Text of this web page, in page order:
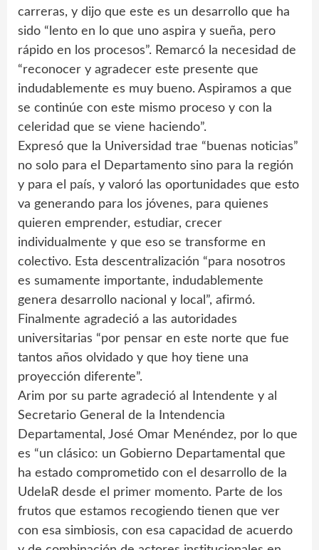
carreras, y dijo que este es un desarrollo que ha
sido “lento en lo que uno aspira y sueña, pero
rápido en los procesos”. Remarcó la necesidad de
“reconocer y agradecer este presente que
indudablemente es muy bueno. Aspiramos a que
se continúe con este mismo proceso y con la
celeridad que se viene haciendo”.
Expresó que la Universidad trae “buenas noticias”
no solo para el Departamento sino para la región
y para el país, y valoró las oportunidades que esto
va generando para los jóvenes, para quienes
quieren emprender, estudiar, crecer
individualmente y que eso se transforme en
colectivo. Esta descentralización “para nosotros
es sumamente importante, indudablemente
genera desarrollo nacional y local”, afirmó.
Finalmente agradeció a las autoridades
universitarias “por pensar en este norte que fue
tantos años olvidado y que hoy tiene una
proyección diferente”.
Arim por su parte agradeció al Intendente y al
Secretario General de la Intendencia
Departamental, José Omar Menéndez, por lo que
es “un clásico: un Gobierno Departamental que
ha estado comprometido con el desarrollo de la
UdelaR desde el primer momento. Parte de los
frutos que estamos recogiendo tienen que ver
con esa simbiosis, con esa capacidad de acuerdo